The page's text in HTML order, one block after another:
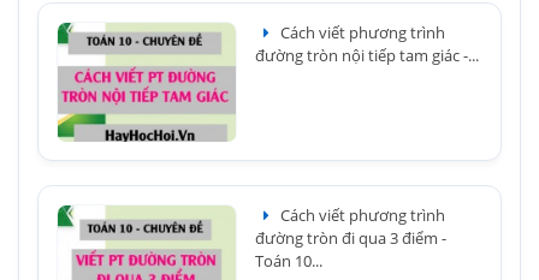
Cách viết phương trình
đường tròn nội tiếp tam giác -...
Cách viết phương trình
đường tròn đi qua 3 điểm -
Toán 10...